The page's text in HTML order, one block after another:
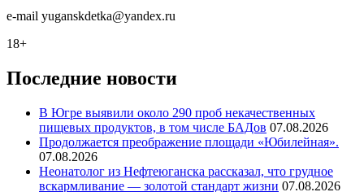
e-mail yuganskdetka@yandex.ru
18+
Последние новости
В Югре выявили около 290 проб некачественных
пищевых продуктов, в том числе БАДов 07.08.2026
Продолжается преображение площади «Юбилейная».
07.08.2026
Неонатолог из Нефтеюганска рассказал, что грудное
вскармливание — золотой стандарт жизни 07.08.2026